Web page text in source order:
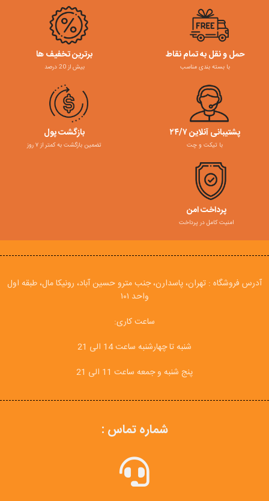
حمل و نقل به تمام نقاط
با بسته بندی مناسب
برترین تخفیف ها
بیش از 20 درصد
پشتیبانی آنلاین ۲۴/۷
با تیکت و چت
بازگشت پول
تضمین بازگشت به کمتر از ۷ روز
پرداخت امن
امنیت کامل در پرداخت
آدرس فروشگاه : تهران، پاسدارن، جنب مترو حسین آباد، رونیکا مال، طبقه اول
واحد ۱۰۱
ساعت کاری:
شنبه تا چهارشنبه ساعت 14 الی 21
پنج شنبه و جمعه ساعت 11 الی 21
شماره تماس :